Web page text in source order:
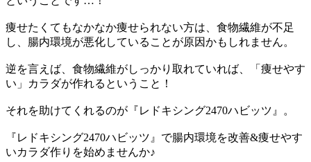
痩せたくてもなかなか痩せられない方は、食物繊維が不足
し、腸内環境が悪化していることが原因かもしれません。
逆を言えば、食物繊維がしっかり取れていれば、「痩せやす
い」カラダが作れるということ！
それを助けてくれるのが『レドキシング2470ハビッツ』。
『レドキシング2470ハビッツ』で腸内環境を改善&痩せやす
いカラダ作りを始めませんか♪